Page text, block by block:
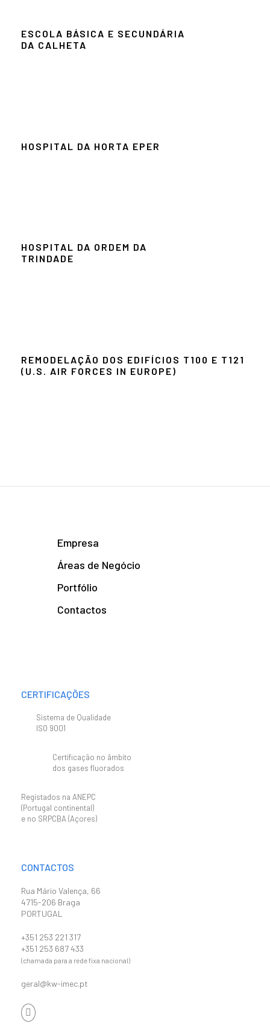
ESCOLA BÁSICA E SECUNDÁRIA
DA CALHETA
HOSPITAL DA HORTA EPER
HOSPITAL DA ORDEM DA
TRINDADE
REMODELAÇÃO DOS EDIFÍCIOS T100 E T121
(U.S. AIR FORCES IN EUROPE)
Empresa
Áreas de Negócio
Portfólio
Contactos
CERTIFICAÇÕES
Sistema de Qualidade
ISO 9001
Certificação no âmbito
dos gases fluorados
Registados na ANEPC
(Portugal continental)
e no SRPCBA (Açores)
CONTACTOS
Rua Mário Valença, 66
4715-206 Braga
PORTUGAL
+351 253 221 317
+351 253 687 433
(chamada para a rede fixa nacional)
geral@kw-imec.pt